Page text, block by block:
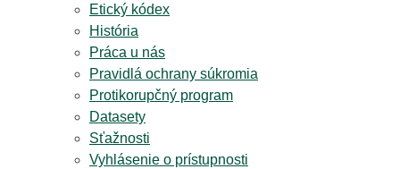
Etický kódex
História
Práca u nás
Pravidlá ochrany súkromia
Protikorupčný program
Datasety
Sťažnosti
Vyhlásenie o prístupnosti